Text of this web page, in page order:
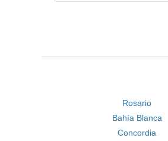
Rosario
Bahía Blanca
Concordia